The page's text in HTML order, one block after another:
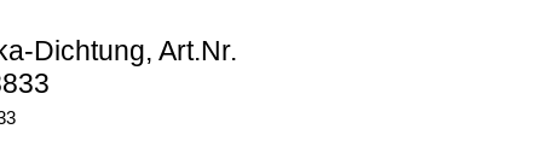
Dichtung, Art.Nr.